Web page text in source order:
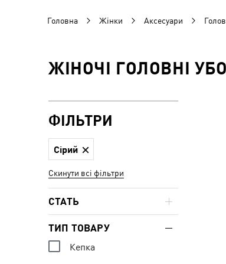
Головна Жінки Аксесуари
ЖІНОЧІ ГОЛОВНІ
ФІЛЬТРИ
Сірий
Скинути всі фільтри
СТАТЬ
ТИП ТОВАРУ
Кепка